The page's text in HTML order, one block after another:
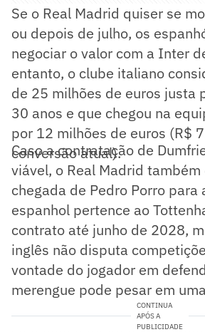
Se o Real Madrid quiser se
ou depois de julho, os
negociar o valor com a Inter
entanto, o clube italiano
de 25 milhões de euros justa
30 anos e que chegou na
por 12 milhões de euros (R$
conversão atual).
Caso a contratação de
viável, o Real Madrid também
chegada de Pedro Porro para
espanhol pertence ao
contrato até junho de 2028,
inglês não disputa
vontade do jogador em
merengue pode pesar em
CONTINUA
APÓS A
PUBLICIDADE